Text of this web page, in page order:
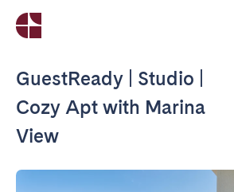
GuestReady | Studio |
Cozy Apt with Marina
View